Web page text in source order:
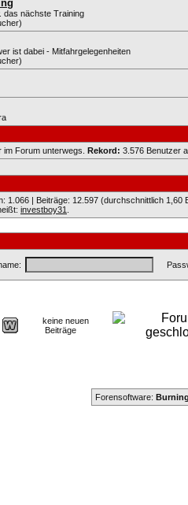
das nächste Training
ist dabei - Mitfahrgelegenheiten
Forum unterwegs. Rekord: 3.576 Benutzer
1.066 | Beiträge: 12.597 (durchschnittlich 1,60
investboy31
keine neuen
Beiträge
Forensoftware: